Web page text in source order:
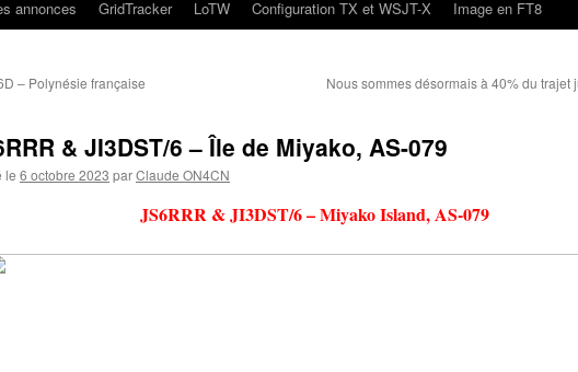
annonces
GridTracker LoTW Configuration TX et WSJT-X Image en FT8
– Polynésie française
Nous sommes désormais à 40% du trajet
& JI3DST/6 – Île de Miyako, AS-079
le 6 octobre 2023 parClaude ON4CN
JS6RRR & JI3DST/6 – Miyako Island, AS-079